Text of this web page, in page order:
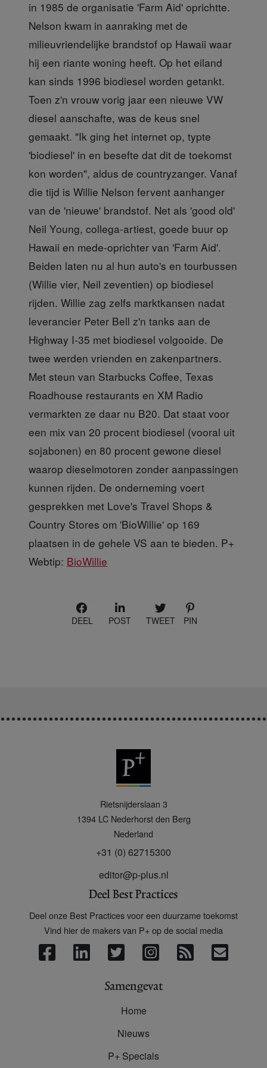
in 1985 de organisatie 'Farm Aid' oprichtte.
Nelson kwam in aanraking met de
milieuvriendelijke brandstof op Hawaii waar
hij een riante woning heeft. Op het eiland
kan sinds 1996 biodiesel worden getankt.
Toen z'n vrouw vorig jaar een nieuwe VW
diesel aanschafte, was de keus snel
gemaakt. "Ik ging het internet op, typte
'biodiesel' in en besefte dat dit de toekomst
kon worden", aldus de countryzanger. Vanaf
die tijd is Willie Nelson fervent aanhanger
van de 'nieuwe' brandstof. Net als 'good old'
Neil Young, collega-artiest, goede buur op
Hawaii en mede-oprichter van 'Farm Aid'.
Beiden laten nu al hun auto's en tourbussen
(Willie vier, Neil zeventien) op biodiesel
rijden. Willie zag zelfs marktkansen nadat
leverancier Peter Bell z'n tanks aan de
Highway I-35 met biodiesel volgooide. De
twee werden vrienden en zakenpartners.
Met steun van Starbucks Coffee, Texas
Roadhouse restaurants en XM Radio
vermarkten ze daar nu B20. Dat staat voor
een mix van 20 procent biodiesel (vooral uit
sojabonen) en 80 procent gewone diesel
waarop dieselmotoren zonder aanpassingen
kunnen rijden. De onderneming voert
gesprekken met Love's Travel Shops &
Country Stores om 'BioWillie' op 169
plaatsen in de gehele VS aan te bieden. P+
Webtip: BioWillie
DEEL POST TWEET PIN
Rietsnijderslaan 3
1394 LC Nederhorst den Berg
Nederland
+31 (0) 62715300
editor@p-plus.nl
Deel Best Practices
Deel onze Best Practices voor een duurzame toekomst
Vind hier de makers van P+ op de social media
Samengevat
Home
Nieuws
P+ Specials